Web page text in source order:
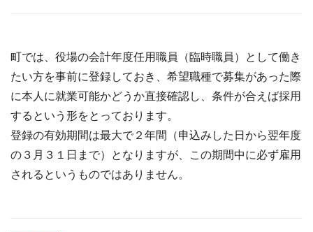
町では、役場の会計年度任用職員（臨時職員）として働き
たい方を事前に登録しておき、希望職種で募集があった際
に本人に就業可能かどうか直接確認し、条件が合えば採用
するという形をとっております。
登録の有効期間は最大で２年間（申込みした日から翌年度
の３月３１日まで）となりますが、この期間中に必ず雇用
されるというものではありません。